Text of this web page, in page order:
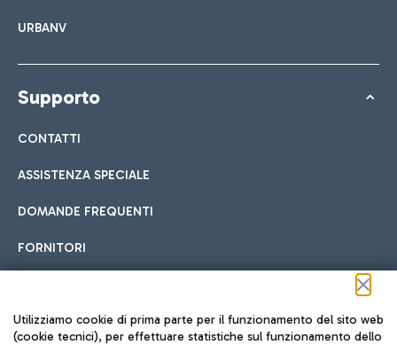
URBANV
Supporto
CONTATTI
ASSISTENZA SPECIALE
DOMANDE FREQUENTI
FORNITORI
Seguici sui social
Utilizziamo cookie di prima parte per il funzionamento del sito web
(cookie tecnici), per effettuare statistiche sul funzionamento dello